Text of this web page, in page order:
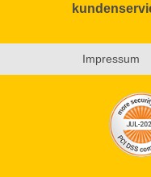
Impressum